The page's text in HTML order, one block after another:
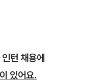
턴 채용에
있어요.